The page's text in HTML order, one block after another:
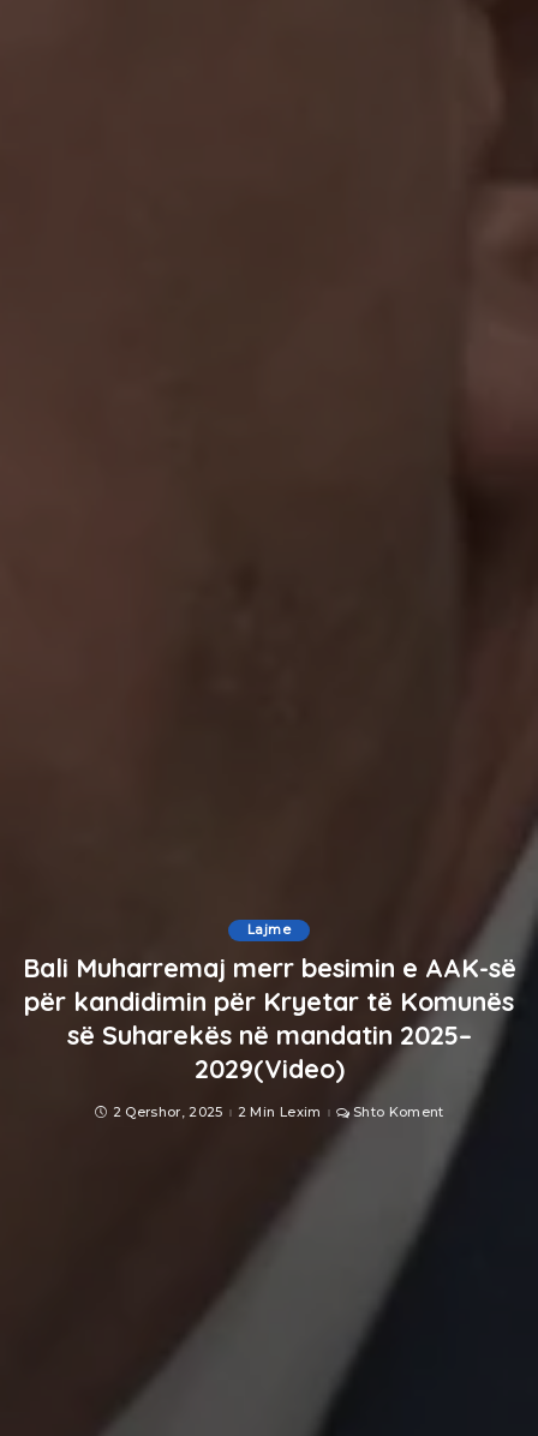
Lajme
Bali Muharremaj merr besimin e AAK-së
për kandidimin për Kryetar të Komunës
së Suharekës në mandatin 2025–
2029(Video)
2 Qershor, 2025 2 Min Lexim Shto Koment